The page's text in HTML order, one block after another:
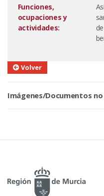
Funciones,
ocupaciones y
actividades:
de
Volver
Imágenes/Documentos